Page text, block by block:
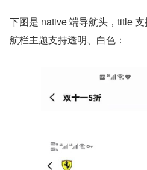
下图是 native 端导航头，title
航栏主题支持透明、白色：